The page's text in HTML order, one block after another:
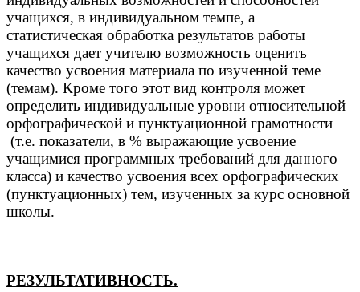
учащихся, в индивидуальном темпе, а
статистическая обработка результатов работы
учащихся дает учителю возможность оценить
качество усвоения материала по изученной теме
(темам). Кроме того этот вид контроля может
определить индивидуальные уровни относительной
орфографической и пунктуационной грамотности
(т.е. показатели, в % выражающие усвоение
учащимися программных требований для данного
класса) и качество усвоения всех орфографических
(пунктуационных) тем, изученных за курс основной
школы.
РЕЗУЛЬТАТИВНОСТЬ.